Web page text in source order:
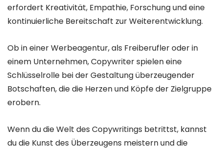
erfordert Kreativität, Empathie, Forschung und eine
kontinuierliche Bereitschaft zur Weiterentwicklung.
Ob in einer Werbeagentur, als Freiberufler oder in
einem Unternehmen, Copywriter spielen eine
Schlüsselrolle bei der Gestaltung überzeugender
Botschaften, die die Herzen und Köpfe der Zielgruppe
erobern.
Wenn du die Welt des Copywritings betrittst, kannst
du die Kunst des Überzeugens meistern und die